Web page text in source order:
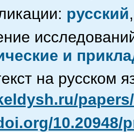
русский,
и
на русском
10.20948/